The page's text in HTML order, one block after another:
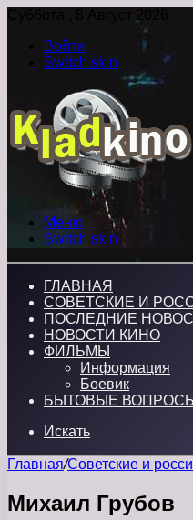
Суббота , 8 Август 2026
Войти
Switch skin
Меню
Switch skin
ГЛАВНАЯ
СОВЕТСКИЕ И
ПОСЛЕДНИЕ
НОВОСТИ КИНО
ФИЛЬМЫ
Информация
Боевик
БЫТОВЫЕ ВОПРОСЫ
Искать
Главная/Советские и
Михаил Грубов